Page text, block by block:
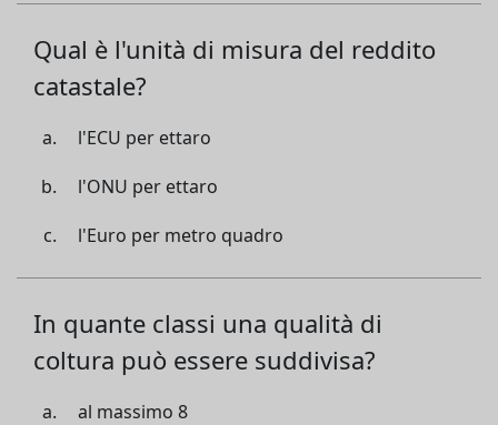
Qual è l'unità di misura del reddito
catastale?
l'ECU per ettaro
l'ONU per ettaro
l'Euro per metro quadro
In quante classi una qualità di
coltura può essere suddivisa?
al massimo 8